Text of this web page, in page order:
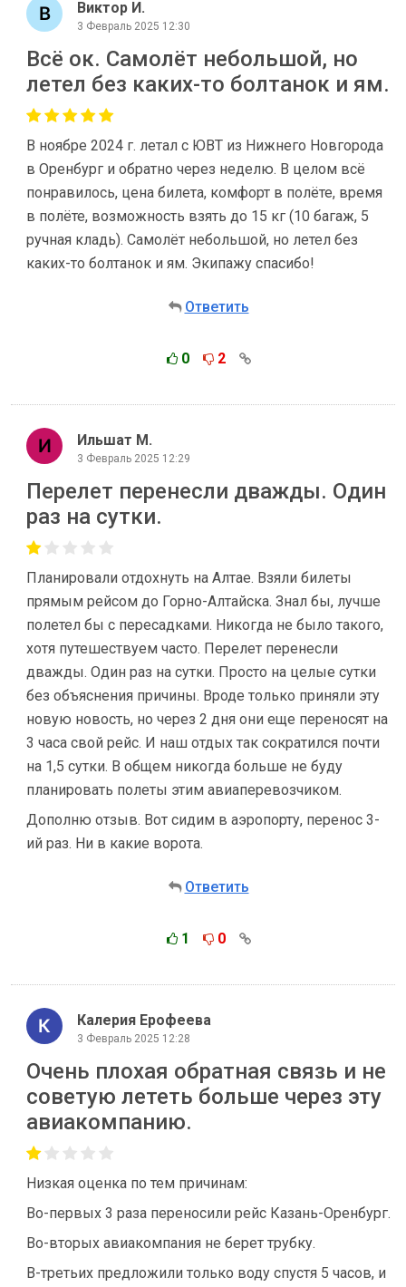
Виктор И.
3 Февраль 2025 12:30
Всё ок. Самолёт небольшой, но
летел без каких-то болтанок и ям.
В ноябре 2024 г. летал с ЮВТ из Нижнего Новгорода
в Оренбург и обратно через неделю. В целом всё
понравилось, цена билета, комфорт в полёте, время
в полёте, возможность взять до 15 кг (10 багаж, 5
ручная кладь). Самолёт небольшой, но летел без
каких-то болтанок и ям. Экипажу спасибо!
Ответить
0 2
Ильшат М.
3 Февраль 2025 12:29
Перелет перенесли дважды. Один
раз на сутки.
Планировали отдохнуть на Алтае. Взяли билеты
прямым рейсом до Горно-Алтайска. Знал бы, лучше
полетел бы с пересадками. Никогда не было такого,
хотя путешествуем часто. Перелет перенесли
дважды. Один раз на сутки. Просто на целые сутки
без объяснения причины. Вроде только приняли эту
новую новость, но через 2 дня они еще переносят на
3 часа свой рейс. И наш отдых так сократился почти
на 1,5 сутки. В общем никогда больше не буду
планировать полеты этим авиаперевозчиком.
Дополню отзыв. Вот сидим в аэропорту, перенос 3-
ий раз. Ни в какие ворота.
Ответить
1 0
Калерия Ерофеева
3 Февраль 2025 12:28
Очень плохая обратная связь и не
советую лететь больше через эту
авиакомпанию.
Низкая оценка по тем причинам:
Во-первых 3 раза переносили рейс Казань-Оренбург.
Во-вторых авиакомпания не берет трубку.
В-третьих предложили только воду спустя 5 часов, и